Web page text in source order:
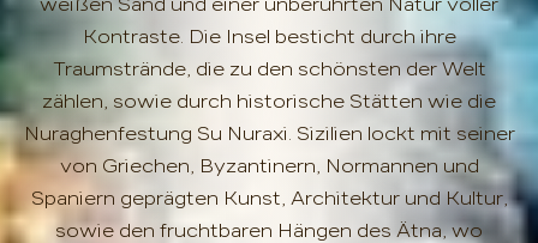
Kontraste. Die Insel besticht durch ihre
Traumstrände, die zu den schönsten der Welt
zählen, sowie durch historische Stätten wie die
Nuraghenfestung Su Nuraxi. Sizilien lockt mit seiner
von Griechen, Byzantinern, Normannen und
Spaniern geprägten Kunst, Architektur und Kultur,
sowie den fruchtbaren Hängen des Ätna, wo